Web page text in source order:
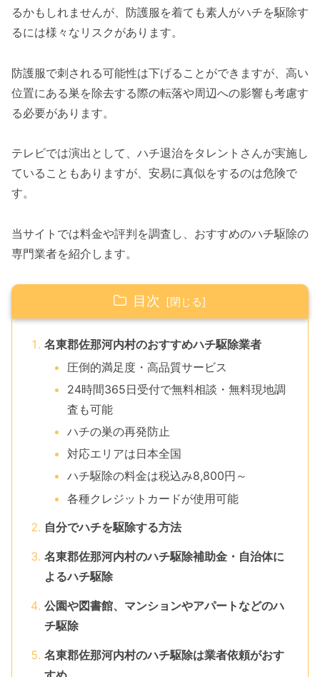
るかもしれませんが、防護服を着ても素人がハチを駆除す
るには様々なリスクがあります。
防護服で刺される可能性は下げることができますが、高い
位置にある巣を除去する際の転落や周辺への影響も考慮す
る必要があります。
テレビでは演出として、ハチ退治をタレントさんが実施し
ていることもありますが、安易に真似をするのは危険で
す。
当サイトでは料金や評判を調査し、おすすめのハチ駆除の
専門業者を紹介します。
目次
名東郡佐那河内村のおすすめハチ駆除業者
圧倒的満足度・高品質サービス
24時間365日受付で無料相談・無料現地調
査も可能
ハチの巣の再発防止
対応エリアは日本全国
ハチ駆除の料金は税込み8,800円～
各種クレジットカードが使用可能
自分でハチを駆除する方法
名東郡佐那河内村のハチ駆除補助金・自治体に
よるハチ駆除
公園や図書館、マンションやアパートなどのハ
チ駆除
名東郡佐那河内村のハチ駆除は業者依頼がおす